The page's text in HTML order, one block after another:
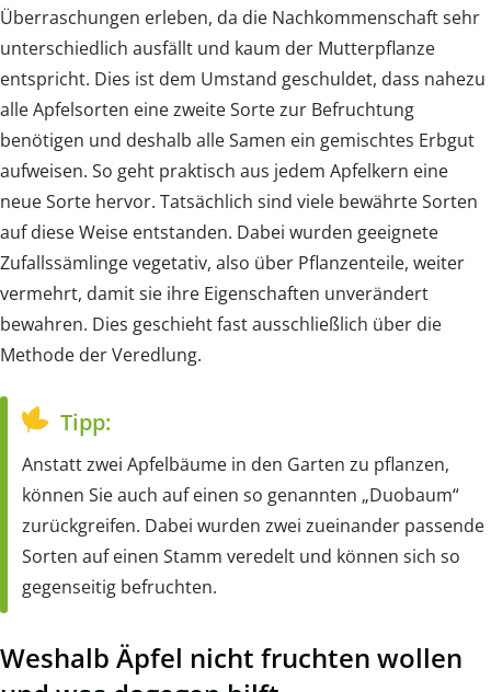
Überraschungen erleben, da die Nachkommenschaft sehr
unterschiedlich ausfällt und kaum der Mutterpflanze
entspricht. Dies ist dem Umstand geschuldet, dass nahezu
alle Apfelsorten eine zweite Sorte zur Befruchtung
benötigen und deshalb alle Samen ein gemischtes Erbgut
aufweisen. So geht praktisch aus jedem Apfelkern eine
neue Sorte hervor. Tatsächlich sind viele bewährte Sorten
auf diese Weise entstanden. Dabei wurden geeignete
Zufallssämlinge vegetativ, also über Pflanzenteile, weiter
vermehrt, damit sie ihre Eigenschaften unverändert
bewahren. Dies geschieht fast ausschließlich über die
Methode der Veredlung.
Tipp:
Anstatt zwei Apfelbäume in den Garten zu pflanzen,
können Sie auch auf einen so genannten „Duobaum“
zurückgreifen. Dabei wurden zwei zueinander passende
Sorten auf einen Stamm veredelt und können sich so
gegenseitig befruchten.
Weshalb Äpfel nicht fruchten wollen